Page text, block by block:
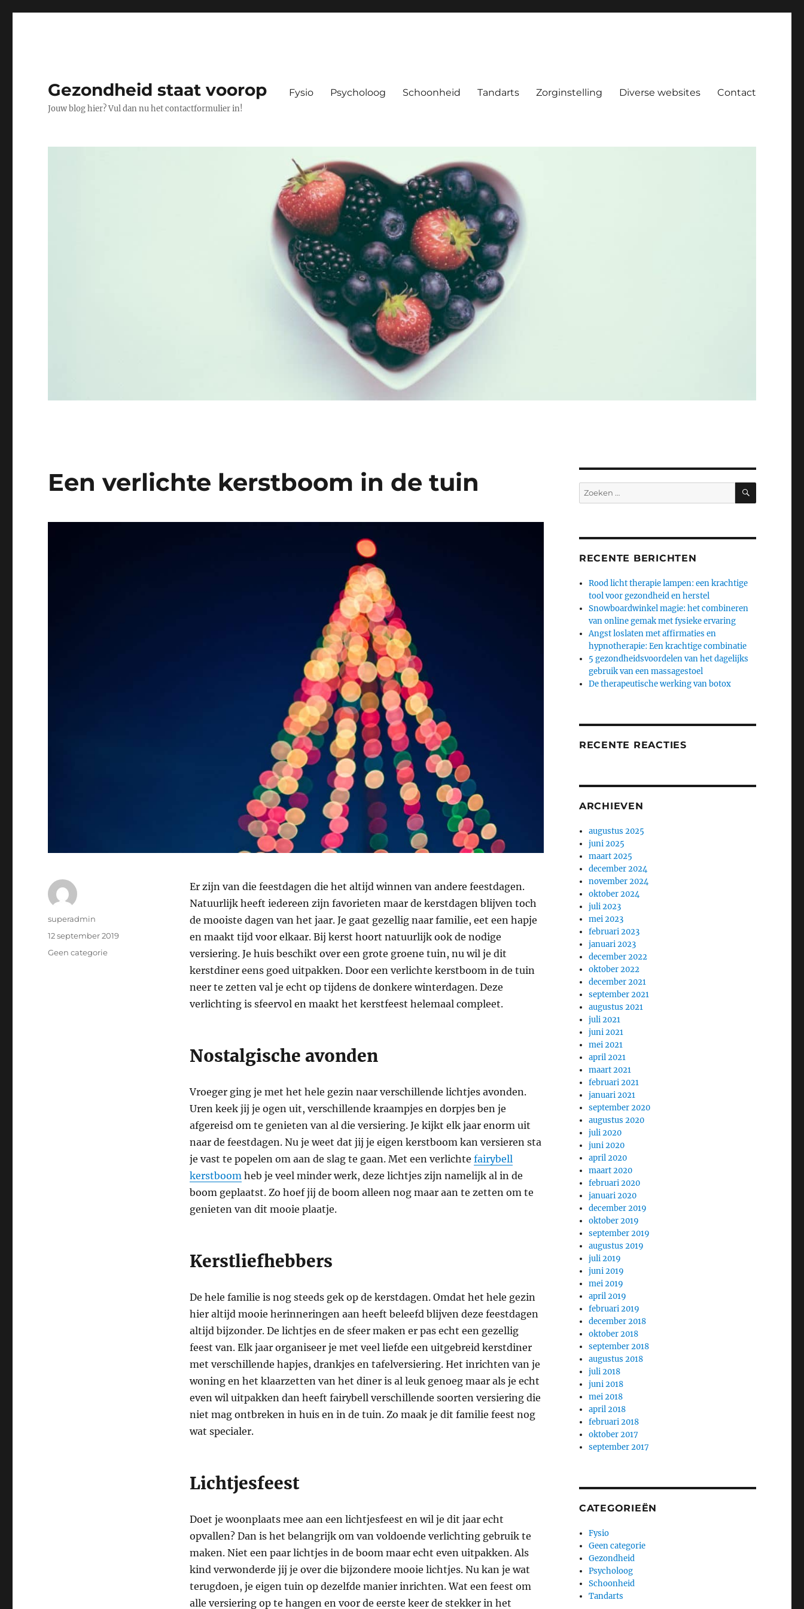
Gezondheid staat voorop
Jouw blog hier? Vul dan nu het contactformulier in!
Fysio Psycholoog Schoonheid Tandarts Zorginstelling Diverse websites Contact
Een verlichte kerstboom in de tuin
Er zijn van die feestdagen die het altijd winnen van andere feestdagen.
Natuurlijk heeft iedereen zijn favorieten maar de kerstdagen blijven toch
de mooiste dagen van het jaar. Je gaat gezellig naar familie, eet een hapje
en maakt tijd voor elkaar. Bij kerst hoort natuurlijk ook de nodige
versiering. Je huis beschikt over een grote groene tuin, nu wil je dit
kerstdiner eens goed uitpakken. Door een verlichte kerstboom in de tuin
neer te zetten val je echt op tijdens de donkere winterdagen. Deze
verlichting is sfeervol en maakt het kerstfeest helemaal compleet.
Nostalgische avonden
Vroeger ging je met het hele gezin naar verschillende lichtjes avonden.
Uren keek jij je ogen uit, verschillende kraampjes en dorpjes ben je
afgereisd om te genieten van al die versiering. Je kijkt elk jaar enorm uit
naar de feestdagen. Nu je weet dat jij je eigen kerstboom kan versieren sta
je vast te popelen om aan de slag te gaan. Met een verlichte fairybell
kerstboom heb je veel minder werk, deze lichtjes zijn namelijk al in de
boom geplaatst. Zo hoef jij de boom alleen nog maar aan te zetten om te
genieten van dit mooie plaatje.
Kerstliefhebbers
De hele familie is nog steeds gek op de kerstdagen. Omdat het hele gezin
hier altijd mooie herinneringen aan heeft beleefd blijven deze feestdagen
altijd bijzonder. De lichtjes en de sfeer maken er pas echt een gezellig
feest van. Elk jaar organiseer je met veel liefde een uitgebreid kerstdiner
met verschillende hapjes, drankjes en tafelversiering. Het inrichten van je
woning en het klaarzetten van het diner is al leuk genoeg maar als je echt
even wil uitpakken dan heeft fairybell verschillende soorten versiering die
niet mag ontbreken in huis en in de tuin. Zo maak je dit familie feest nog
wat specialer.
Lichtjesfeest
Doet je woonplaats mee aan een lichtjesfeest en wil je dit jaar echt
opvallen? Dan is het belangrijk om van voldoende verlichting gebruik te
maken. Niet een paar lichtjes in de boom maar echt even uitpakken. Als
kind verwonderde jij je over die bijzondere mooie lichtjes. Nu kan je wat
terugdoen, je eigen tuin op dezelfde manier inrichten. Wat een feest om
alle versiering op te hangen en voor de eerste keer de stekker in het
Auteur
superadmin
Geplaatst
12 september 2019
Categorieën
Geen categorie
Zoeken
naar:
ZOEKEN
RECENTE BERICHTEN
Rood licht therapie lampen: een krachtige
tool voor gezondheid en herstel
Snowboardwinkel magie: het combineren
van online gemak met fysieke ervaring
Angst loslaten met affirmaties en
hypnotherapie: Een krachtige combinatie
5 gezondheidsvoordelen van het dagelijks
gebruik van een massagestoel
De therapeutische werking van botox
RECENTE REACTIES
ARCHIEVEN
augustus 2025
juni 2025
maart 2025
december 2024
november 2024
oktober 2024
juli 2023
mei 2023
februari 2023
januari 2023
december 2022
oktober 2022
december 2021
september 2021
augustus 2021
juli 2021
juni 2021
mei 2021
april 2021
maart 2021
februari 2021
januari 2021
september 2020
augustus 2020
juli 2020
juni 2020
april 2020
maart 2020
februari 2020
januari 2020
december 2019
oktober 2019
september 2019
augustus 2019
juli 2019
juni 2019
mei 2019
april 2019
februari 2019
december 2018
oktober 2018
september 2018
augustus 2018
juli 2018
juni 2018
mei 2018
april 2018
februari 2018
oktober 2017
september 2017
CATEGORIEËN
Fysio
Geen categorie
Gezondheid
Psycholoog
Schoonheid
Tandarts